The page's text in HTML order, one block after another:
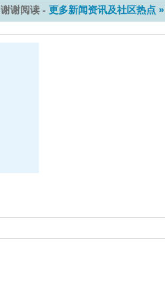
谢谢阅读 -更多新闻资讯及社区热点 »